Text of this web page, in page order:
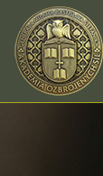
Rovno na obsah
Rovno na menu